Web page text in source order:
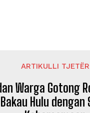
ARTIKULLI TJETËR